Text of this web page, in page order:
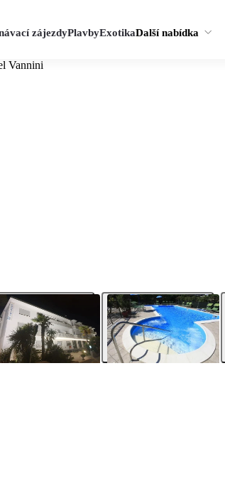
zájezdyPlavbyExotikaDalší nabídka
Vannini